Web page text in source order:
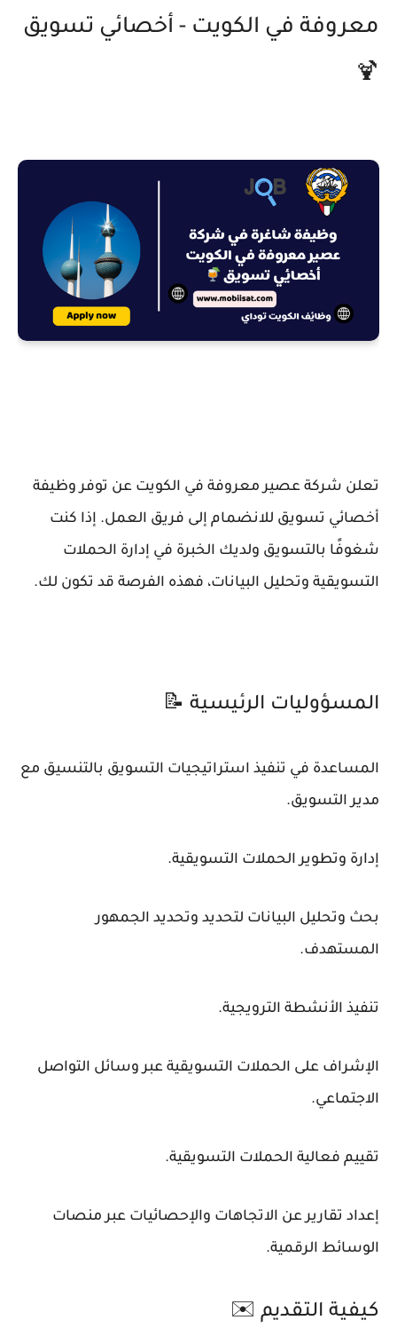
معروفة في الكويت - أخصائي تسويق
🍹
تعلن شركة عصير معروفة في الكويت عن توفر وظيفة
أخصائي تسويق للانضمام إلى فريق العمل. إذا كنت
شغوفًا بالتسويق ولديك الخبرة في إدارة الحملات
التسويقية وتحليل البيانات، فهذه الفرصة قد تكون لك.
المسؤوليات الرئيسية 📝
المساعدة في تنفيذ استراتيجيات التسويق بالتنسيق مع
مدير التسويق.
إدارة وتطوير الحملات التسويقية.
بحث وتحليل البيانات لتحديد وتحديد الجمهور
المستهدف.
تنفيذ الأنشطة الترويجية.
الإشراف على الحملات التسويقية عبر وسائل التواصل
الاجتماعي.
تقييم فعالية الحملات التسويقية.
إعداد تقارير عن الاتجاهات والإحصائيات عبر منصات
الوسائط الرقمية.
كيفية التقديم ✉️